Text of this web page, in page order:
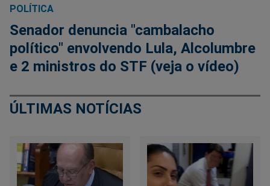
POLÍTICA
Senador denuncia "cambalacho
político" envolvendo Lula, Alcolumbre
e 2 ministros do STF (veja o vídeo)
ÚLTIMAS NOTÍCIAS